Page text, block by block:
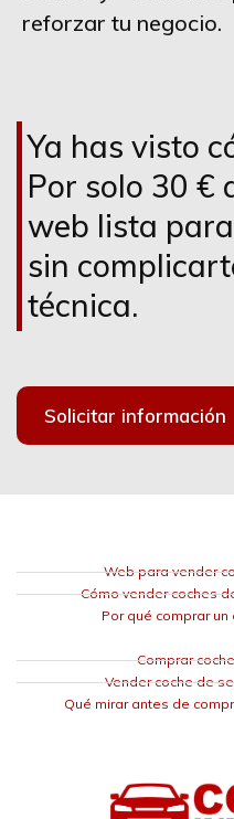
reforzar tu negocio.
Ya has visto
Por solo 30 €
web lista
sin
técnica.
Solicitar información
Web para vender
Cómo vender coches
Por qué comprar
Comprar
Vender coche de
Qué mirar antes de